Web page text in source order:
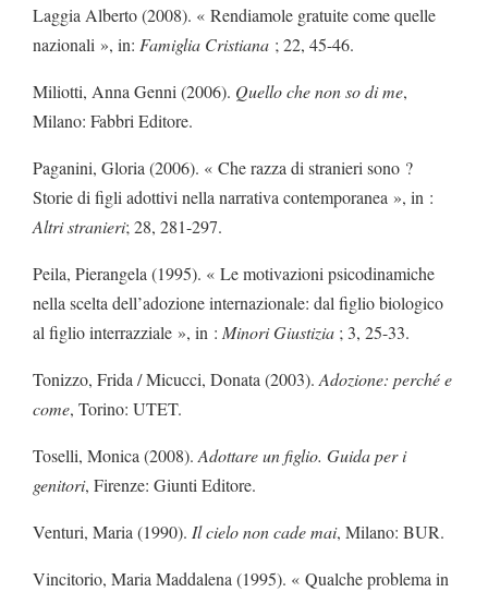
Laggia Alberto (2008). « Rendiamole gratuite come quelle
nazionali », in: Famiglia Cristiana ; 22, 45-46.
Miliotti, Anna Genni (2006). Quello che non so di me,
Milano: Fabbri Editore.
Paganini, Gloria (2006). « Che razza di stranieri sono ?
Storie di figli adottivi nella narrativa contemporanea », in :
Altri stranieri; 28, 281-297.
Peila, Pierangela (1995). « Le motivazioni psicodinamiche
nella scelta dell’adozione internazionale: dal figlio biologico
al figlio interrazziale », in : Minori Giustizia ; 3, 25-33.
Tonizzo, Frida / Micucci, Donata (2003). Adozione: perché e
come, Torino: UTET.
Toselli, Monica (2008). Adottare un figlio. Guida per i
genitori, Firenze: Giunti Editore.
Venturi, Maria (1990). Il cielo non cade mai, Milano: BUR.
Vincitorio, Maria Maddalena (1995). « Qualche problema in